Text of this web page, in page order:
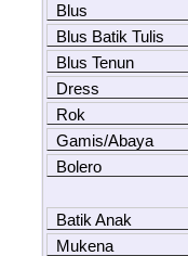
Blus
Blus Batik Tulis
Blus Tenun
Dress
Rok
Gamis/Abaya
Bolero
Batik Anak
Mukena